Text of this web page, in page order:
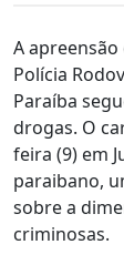
A
Polícia
Paraíba
drogas. O
feira (9) em
paraibano,
sobre a
criminosas.